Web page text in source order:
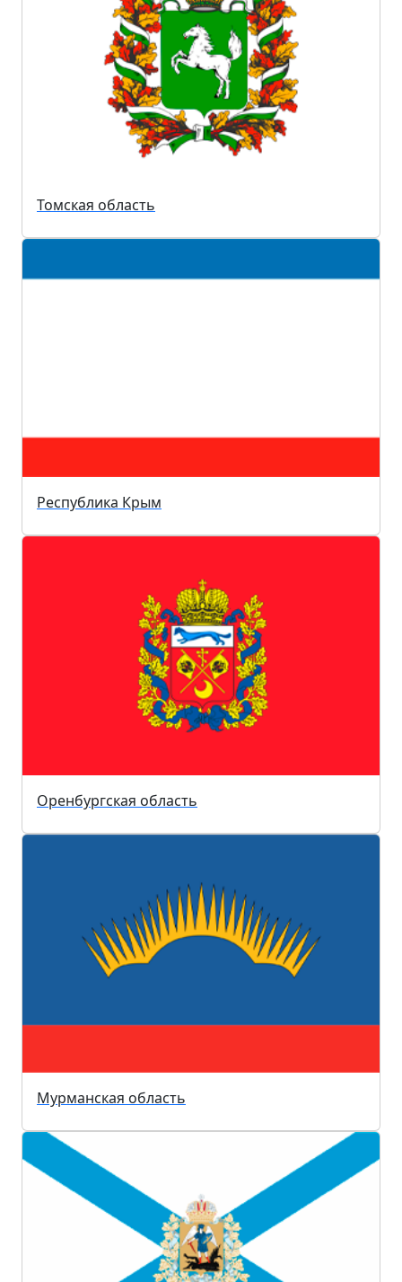
Томская область
Республика Крым
Оренбургская область
Мурманская область